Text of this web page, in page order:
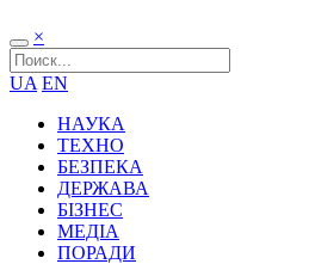
×
UA EN
НАУКА
ТЕХНО
БЕЗПЕКА
ДЕРЖАВА
БІЗНЕС
МЕДІА
ПОРАДИ